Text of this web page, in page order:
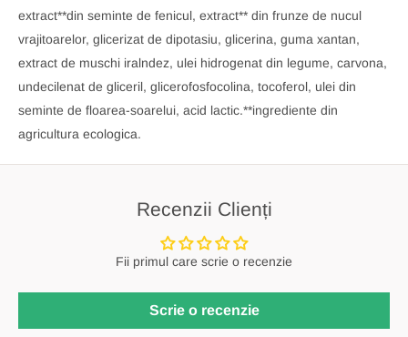
extract**din seminte de fenicul, extract** din frunze de nucul
vrajitoarelor, glicerizat de dipotasiu, glicerina, guma xantan,
extract de muschi iralndez, ulei hidrogenat din legume, carvona,
undecilenat de gliceril, glicerofosfocolina, tocoferol, ulei din
seminte de floarea-soarelui, acid lactic.**ingrediente din
agricultura ecologica.
Recenzii Clienți
Fii primul care scrie o recenzie
Scrie o recenzie